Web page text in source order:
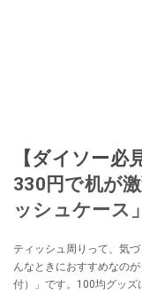
【ダイソー必
330円で机が
ッシュケース
ティッシュ周りって、気
んなときにおすすめなの
付）」です。100均グッズ